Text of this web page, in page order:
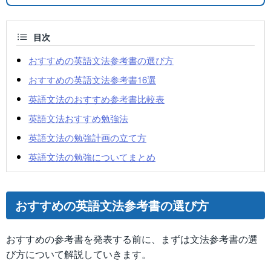
目次
おすすめの英語文法参考書の選び方
おすすめの英語文法参考書16選
英語文法のおすすめ参考書比較表
英語文法おすすめ勉強法
英語文法の勉強計画の立て方
英語文法の勉強についてまとめ
おすすめの英語文法参考書の選び方
おすすめの参考書を発表する前に、まずは文法参考書の選
び方について解説していきます。